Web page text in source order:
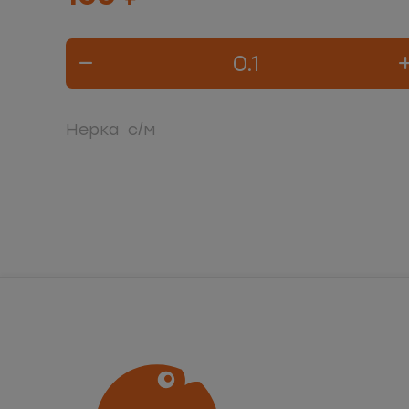
Нерка с/м